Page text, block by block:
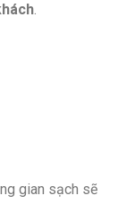
.
gian sạch sẽ